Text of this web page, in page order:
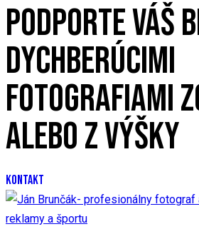
PODPORTE VÁŠ
DYCHBERÚCIMI
FOTOGRAFIAMI
ALEBO Z VÝŠKY
KONTAKT